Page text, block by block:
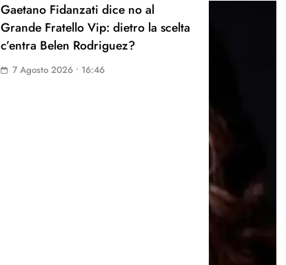
Gaetano Fidanzati dice no al
Grande Fratello Vip: dietro la scelta
c’entra Belen Rodriguez?
7 Agosto 2026 • 16:46